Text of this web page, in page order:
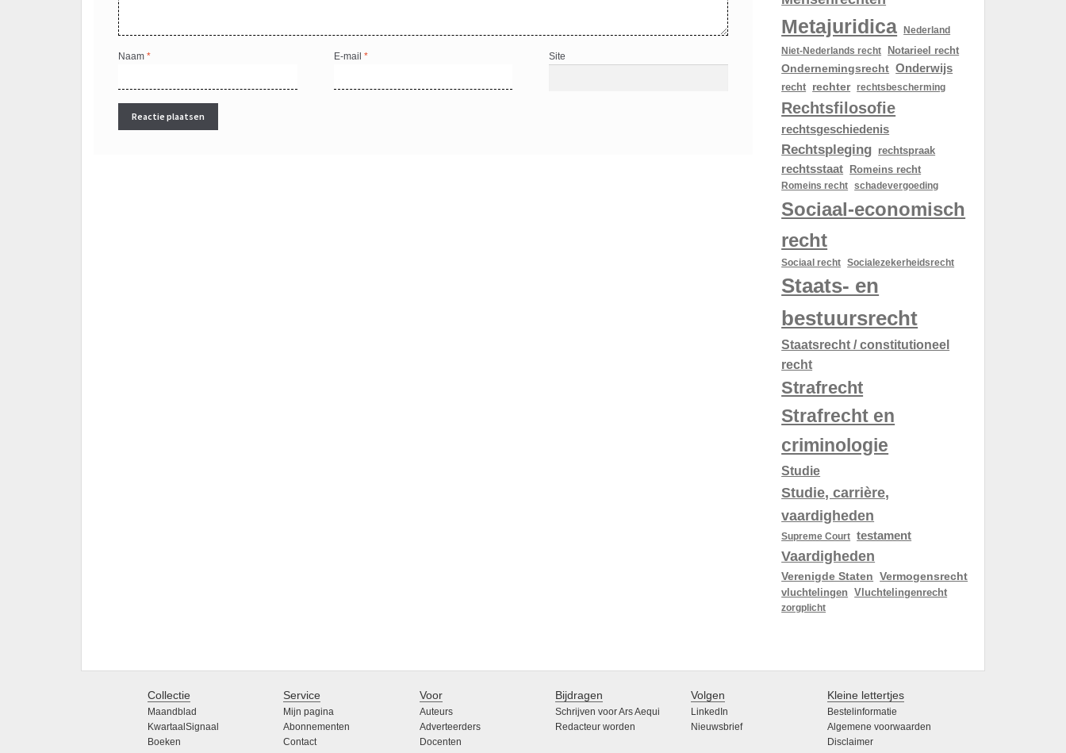
Naam* E-mail * Site
Metajuridica Nederland
Niet-Nederlands recht
Notarieel recht
Ondernemingsrecht Onderwijs
recht rechter rechtsbescherming
Rechtsfilosofie
rechtsgeschiedenis
Rechtspleging rechtspraak
rechtsstaat Romeins recht
Romeins recht schadevergoeding
Sociaal-economisch
recht
Sociaal recht Socialezekerheidsrecht
Staats- en
bestuursrecht
Staatsrecht / constitutioneel
recht
Strafrecht
Strafrecht en
criminologie
Studie
Studie, carrière,
vaardigheden
Supreme Court testament
Vaardigheden
Verenigde Staten
Vermogensrecht
vluchtelingen
Vluchtelingenrecht
zorgplicht
Collectie
Maandblad
KwartaalSignaal
Boeken
Service
Mijn pagina
Abonnementen
Contact
Voor
Auteurs
Adverteerders
Docenten
Bijdragen
Schrijven voor Ars Aequi
Redacteur worden
Volgen
LinkedIn
Nieuwsbrief
Kleine lettertjes
Bestelinformatie
Algemene voorwaarden
Disclaimer